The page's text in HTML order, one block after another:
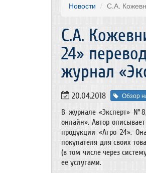
Новости С.А.
С.А.
24»
журнал
20.04.2018 Обзор
В журнале «Эксперт»
онлайн». Автор
продукции «Агро 24».
покупателя для своих
(в том числе через
ее услугами.